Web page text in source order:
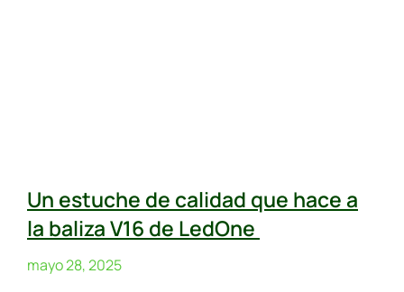
Un estuche de calidad que hace a
la baliza V16 de LedOne
mayo 28, 2025